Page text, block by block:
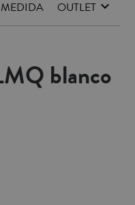
OUTLET
blanco